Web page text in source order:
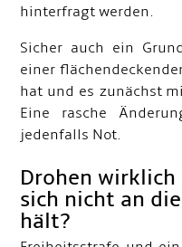
hinterfragt werden.
Sicher auch ein
einer
hat und es zunächst
Eine rasche
jedenfalls Not.
Drohen
sich nicht an
hält?